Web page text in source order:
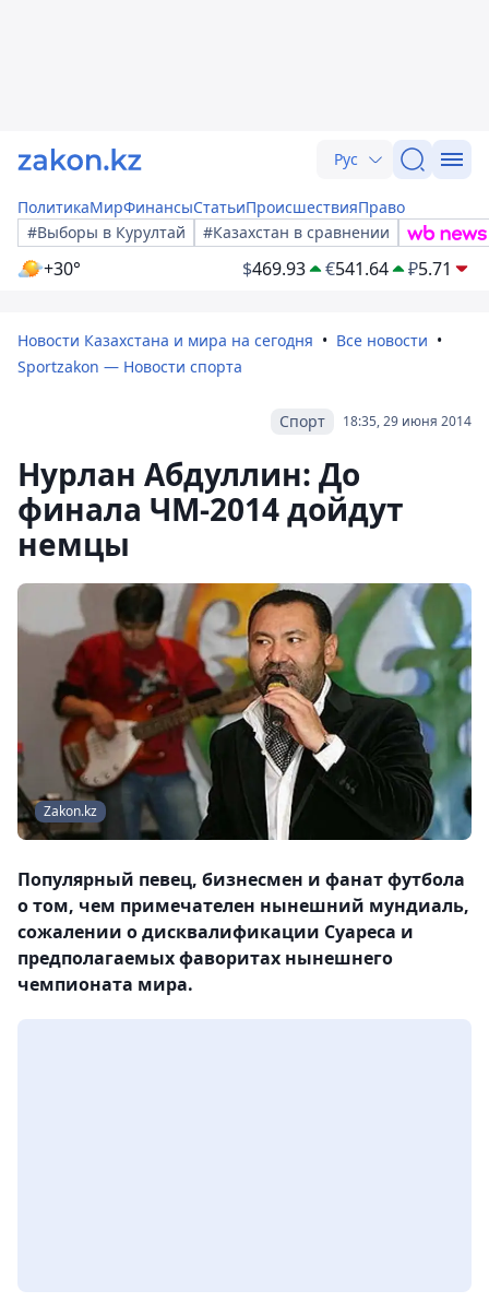
Рус
ПолитикаМирФинансыСтатьиПроисшествияПраво
#Выборы в Курултай
#Казахстан в сравнении
+30° $469.93 €541.64 ₽5.71
Новости Казахстана и мира на сегодня
Все новости
Sportzakon — Новости спорта
18:35, 29 июня 2014
Спорт
Нурлан Абдуллин: До
финала ЧМ-2014 дойдут
немцы
Zakon.kz
Популярный певец, бизнесмен и фанат футбола
о том, чем примечателен нынешний мундиаль,
сожалении о дисквалификации Суареса и
предполагаемых фаворитах нынешнего
чемпионата мира.